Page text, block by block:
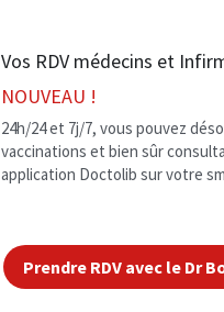
Vos RDV médecins et
NOUVEAU !
24h/24 et 7j/7, vous pouvez
vaccinations et bien sûr
application Doctolib sur votre
Prendre RDV avec le Dr